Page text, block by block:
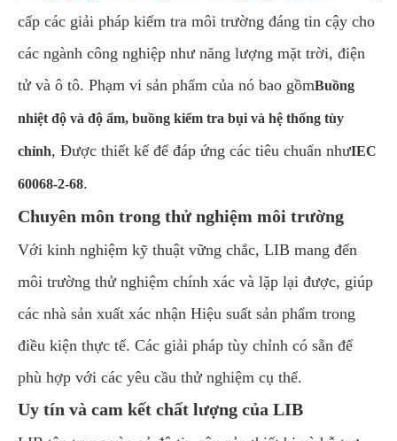
cấp các giải pháp kiểm tra môi trường đáng tin cậy cho
các ngành công nghiệp như năng lượng mặt trời, điện
tử và ô tô. Phạm vi sản phẩm của nó bao gồmBuồng
nhiệt độ và độ ẩm, buồng kiểm tra bụi và hệ thống tùy
chỉnh, Được thiết kế để đáp ứng các tiêu chuẩn nhưIEC
60068-2-68.
Chuyên môn trong thử nghiệm môi trường
Với kinh nghiệm kỹ thuật vững chắc, LIB mang đến
môi trường thử nghiệm chính xác và lặp lại được, giúp
các nhà sản xuất xác nhận Hiệu suất sản phẩm trong
điều kiện thực tế. Các giải pháp tùy chỉnh có sẵn để
phù hợp với các yêu cầu thử nghiệm cụ thể.
Uy tín và cam kết chất lượng của LIB